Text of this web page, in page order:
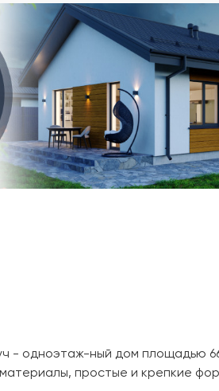
- одноэтаж-ный дом площадью
простые и крепкие